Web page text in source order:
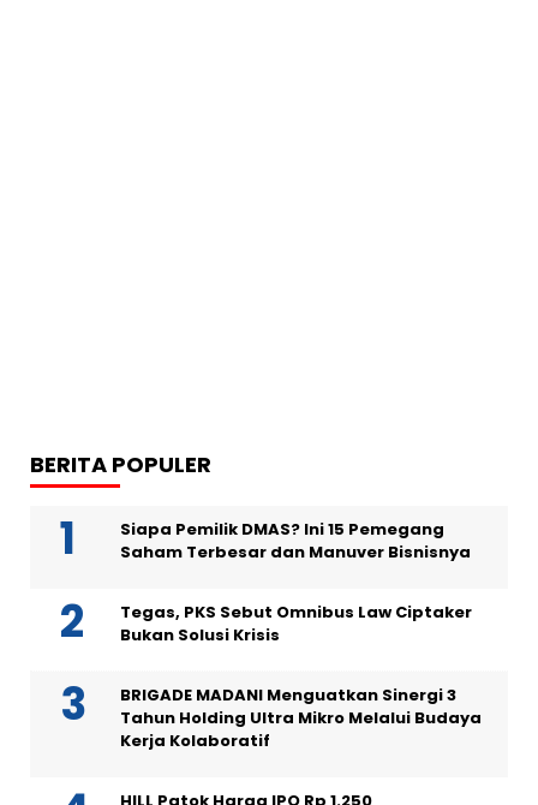
BERITA POPULER
Siapa Pemilik DMAS? Ini 15 Pemegang
Saham Terbesar dan Manuver Bisnisnya
Tegas, PKS Sebut Omnibus Law Ciptaker
Bukan Solusi Krisis
BRIGADE MADANI Menguatkan Sinergi 3
Tahun Holding Ultra Mikro Melalui Budaya
Kerja Kolaboratif